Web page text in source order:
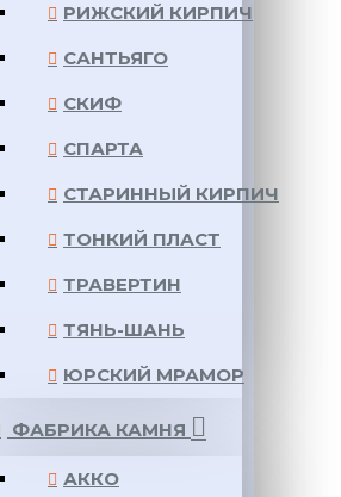
РИЖСКИЙ КИРПИЧ
САНТЬЯГО
СКИФ
СПАРТА
СТАРИННЫЙ КИРПИЧ
ТОНКИЙ ПЛАСТ
ТРАВЕРТИН
ТЯНЬ-ШАНЬ
ЮРСКИЙ МРАМОР
ФАБРИКА КАМНЯ
АККО